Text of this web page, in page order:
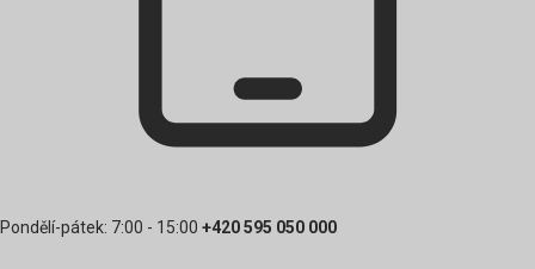
Pondělí-pátek: 7:00 - 15:00 +420 595 050 000